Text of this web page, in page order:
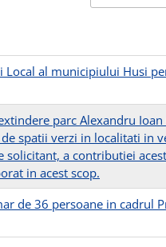
Local al municipiului Husi
parc Alexandru
spatii verzi in localitati in
a contributiei
in acest scop.
de 36 persoane in cadrul